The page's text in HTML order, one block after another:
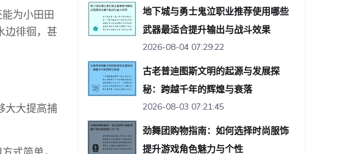
为小田田
边徘徊，甚
大大提高捕
地下城与勇士鬼泣职业推荐使用哪些
武器最适合提升输出与战斗效果
2026-08-04 07:29:22
古老普迪图斯文明的起源与发展探
秘：跨越千年的辉煌与衰落
2026-08-03 07:21:45
劲舞团购物指南：如何选择时尚服饰
提升游戏角色魅力与个性